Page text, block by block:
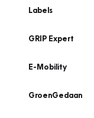
Labels
GRIP Expert
E-Mobility
GroenGedaan